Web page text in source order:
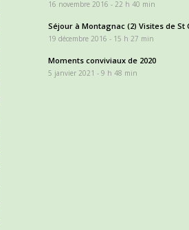
16 novembre 2016 - 22 h 40 min
Séjour à Montagnac (2) Visites de St
19 décembre 2016 - 15 h 27 min
Moments conviviaux de 2020
5 janvier 2021 - 9 h 48 min